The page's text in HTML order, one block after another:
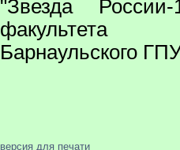
"Звезда
факультета
Барнаульского
версия для печати